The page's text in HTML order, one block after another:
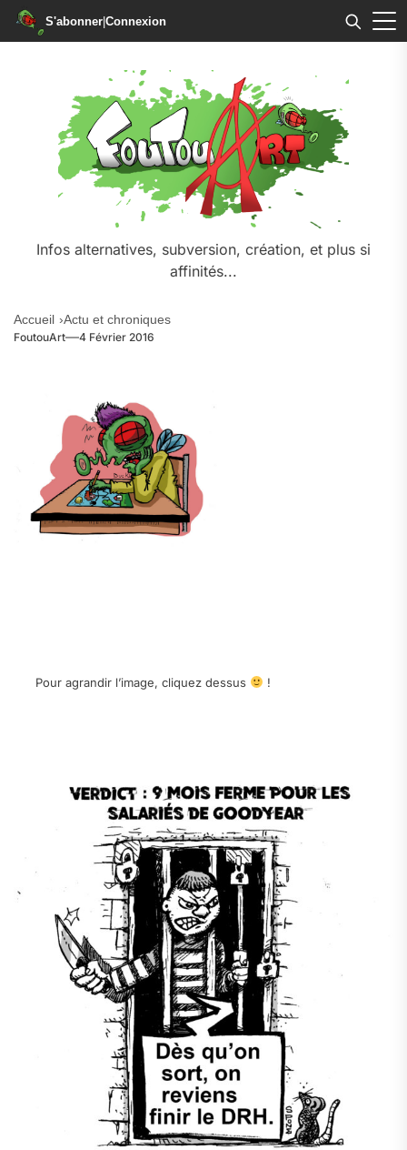
S'abonner|Connexion
Infos alternatives, subversion, création, et plus si
affinités...
Accueil Actu et chroniques
FoutouArt 4 Février 2016
Pour agrandir l’image, cliquez dessus !